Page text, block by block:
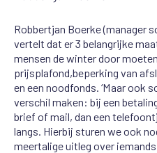
Robbertjan Boerke (manager
vertelt dat er3 belangrijke
mensen de winter door
prijsplafond,beperking van
en een noodfonds ‘Maar ook
verschil maken: bij een
brief of mail, dan een
langs. Hierbij sturen we ook
meertaligeuitleg over